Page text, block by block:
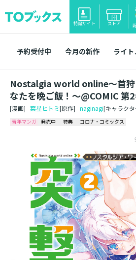
特設サイト ストア
予約受付中 今月の新作 ライ
Nostalgia world online～首
なたを晩ご飯！～@COMIC 第
[漫画] 葉星ヒトミ[原作] naginagi[キャラク
青年マンガ 発売中 特典 コロナ・コミックス